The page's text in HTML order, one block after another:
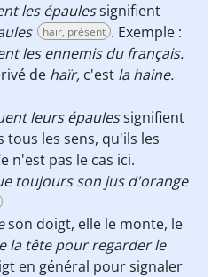
les épaulessignifient
haïr, présent . Exemple :
les ennemis du français.
de haïr, c'est la haine.
leurs épaulessignifient
les sens, qu'ils les
n'est pas le cas ici.
toujours son jus d'orange
son doigt, elle le monte, le
la tête pour regarder le
en général pour signaler